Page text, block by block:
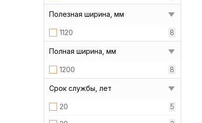
Полезная ширина, мм
1120 8
Полная ширина, мм
1200 8
Срок службы, лет
20 5